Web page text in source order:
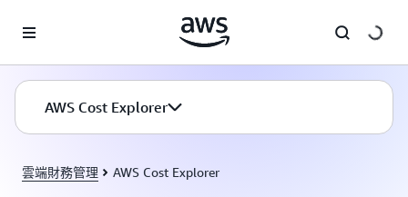
AWS Cost Explorer
雲端財務管理 AWS Cost Explorer